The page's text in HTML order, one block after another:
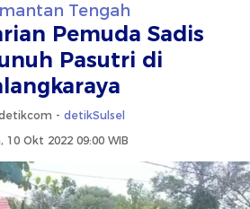
Tengah
Pemuda Sadis
Pasutri di
- detikSulsel
10 Okt 2022 09:00 WIB